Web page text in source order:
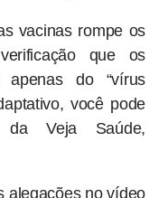
a variante “e irá
afirmou.
vacinas rompe os
que os
apenas do “vírus
você pode
Veja Saúde,